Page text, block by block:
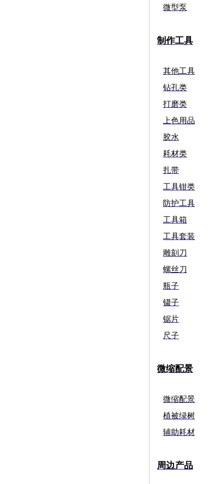
微型泵
制作工具
其他工具
钻孔类
打磨类
上色用品
胶水
耗材类
扎带
工具钳类
防护工具
工具箱
工具套装
雕刻刀
螺丝刀
瓶子
镊子
锯片
尺子
微缩配景
微缩配景
植被绿树
辅助耗材
周边产品